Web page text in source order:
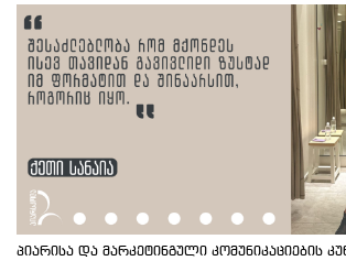
პიარისა და მარკეტინგული კომუნიკაციების